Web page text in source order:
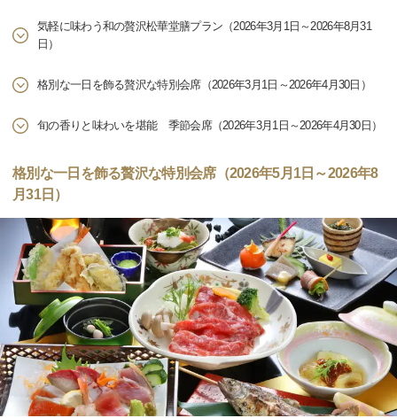
気軽に味わう和の贅沢松華堂膳プラン（2026年3月1日～2026年8月31
日）
格別な一日を飾る贅沢な特別会席（2026年3月1日～2026年4月30日）
旬の香りと味わいを堪能 季節会席（2026年3月1日～2026年4月30日）
格別な一日を飾る贅沢な特別会席（2026年5月1日～2026年8
月31日）